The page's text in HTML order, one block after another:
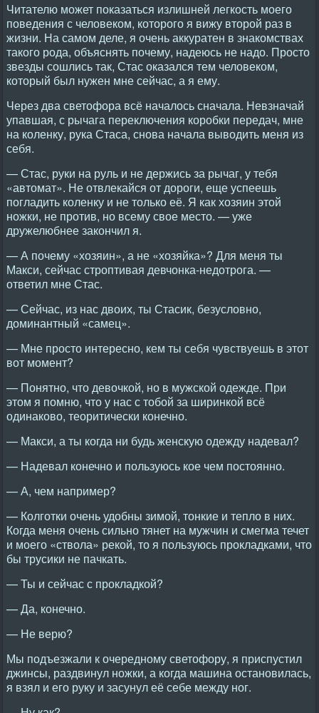
Читателю может показаться излишней легкость моего
поведения с человеком, которого я вижу второй раз в
жизни. На самом деле, я очень аккуратен в знакомствах
такого рода, объяснять почему, надеюсь не надо. Просто
звезды сошлись так, Стас оказался тем человеком,
который был нужен мне сейчас, а я ему.
Через два светофора всё началось сначала. Невзначай
упавшая, с рычага переключения коробки передач, мне
на коленку, рука Стаса, снова начала выводить меня из
себя.
— Стас, руки на руль и не держись за рычаг, у тебя
«автомат». Не отвлекайся от дороги, еще успеешь
погладить коленку и не только её. Я как хозяин этой
ножки, не против, но всему свое место. — уже
дружелюбнее закончил я.
— А почему «хозяин», а не «хозяйка»? Для меня ты
Макси, сейчас строптивая девчонка-недотрога. —
ответил мне Стас.
— Сейчас, из нас двоих, ты Стасик, безусловно,
доминантный «самец».
— Мне просто интересно, кем ты себя чувствуешь в этот
вот момент?
— Понятно, что девочкой, но в мужской одежде. При
этом я помню, что у нас с тобой за ширинкой всё
одинаково, теоритически конечно.
— Макси, а ты когда ни будь женскую одежду надевал?
— Надевал конечно и пользуюсь кое чем постоянно.
— А, чем например?
— Колготки очень удобны зимой, тонкие и тепло в них.
Когда меня очень сильно тянет на мужчин и смегма течет
и моего «ствола» рекой, то я пользуюсь прокладками, что
бы трусики не пачкать.
— Ты и сейчас с прокладкой?
— Да, конечно.
— Не верю?
Мы подъезжали к очередному светофору, я приспустил
джинсы, раздвинул ножки, а когда машина остановилась,
я взял и его руку и засунул её себе между ног.